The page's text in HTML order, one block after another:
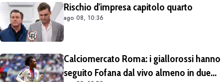
Rischio d'impresa capitolo quarto
ago 08, 10:36
Calciomercato Roma: i giallorossi hanno
seguito Fofana dal vivo almeno in due